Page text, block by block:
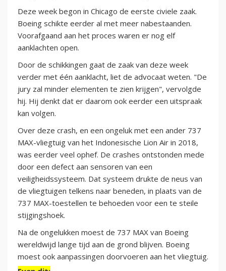
Deze week begon in Chicago de eerste civiele zaak.
Boeing schikte eerder al met meer nabestaanden.
Voorafgaand aan het proces waren er nog elf
aanklachten open.
Door de schikkingen gaat de zaak van deze week
verder met één aanklacht, liet de advocaat weten. "De
jury zal minder elementen te zien krijgen", vervolgde
hij. Hij denkt dat er daarom ook eerder een uitspraak
kan volgen.
Over deze crash, en een ongeluk met een ander 737
MAX-vliegtuig van het Indonesische Lion Air in 2018,
was eerder veel ophef. De crashes ontstonden mede
door een defect aan sensoren van een
veiligheidssysteem. Dat systeem drukte de neus van
de vliegtuigen telkens naar beneden, in plaats van de
737 MAX-toestellen te behoeden voor een te steile
stijgingshoek.
Na de ongelukken moest de 737 MAX van Boeing
wereldwijd lange tijd aan de grond blijven. Boeing
moest ook aanpassingen doorvoeren aan het vliegtuig.